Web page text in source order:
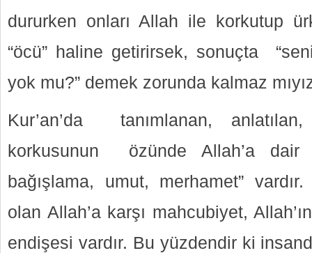
dururken onları Allah ile korkutup
“öcü” haline getirirsek, sonuçta
yok mu?” demek zorunda kalmaz
Kur’an’da tanımlanan,
korkusunun özünde Allah’a dair
bağışlama, umut, merhamet”
olan Allah’a karşı mahcubiyet,
endişesi vardır. Bu yüzdendir ki